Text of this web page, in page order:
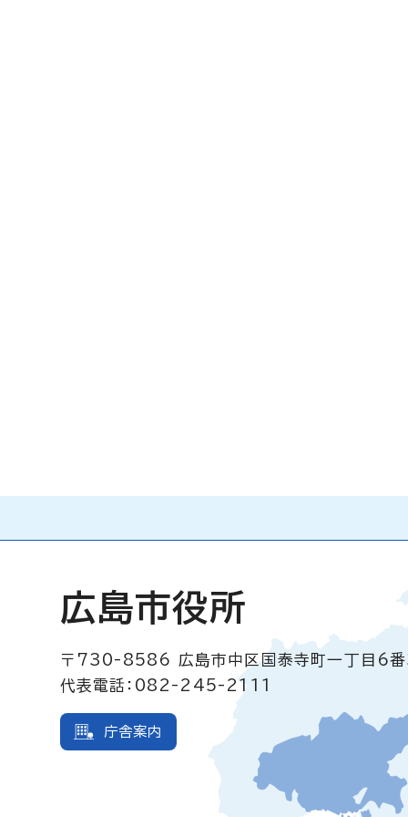
広島市役所
〒730-8586
広島市中区国泰寺町一丁目6
代表電話：082-245-2111
庁舎案内